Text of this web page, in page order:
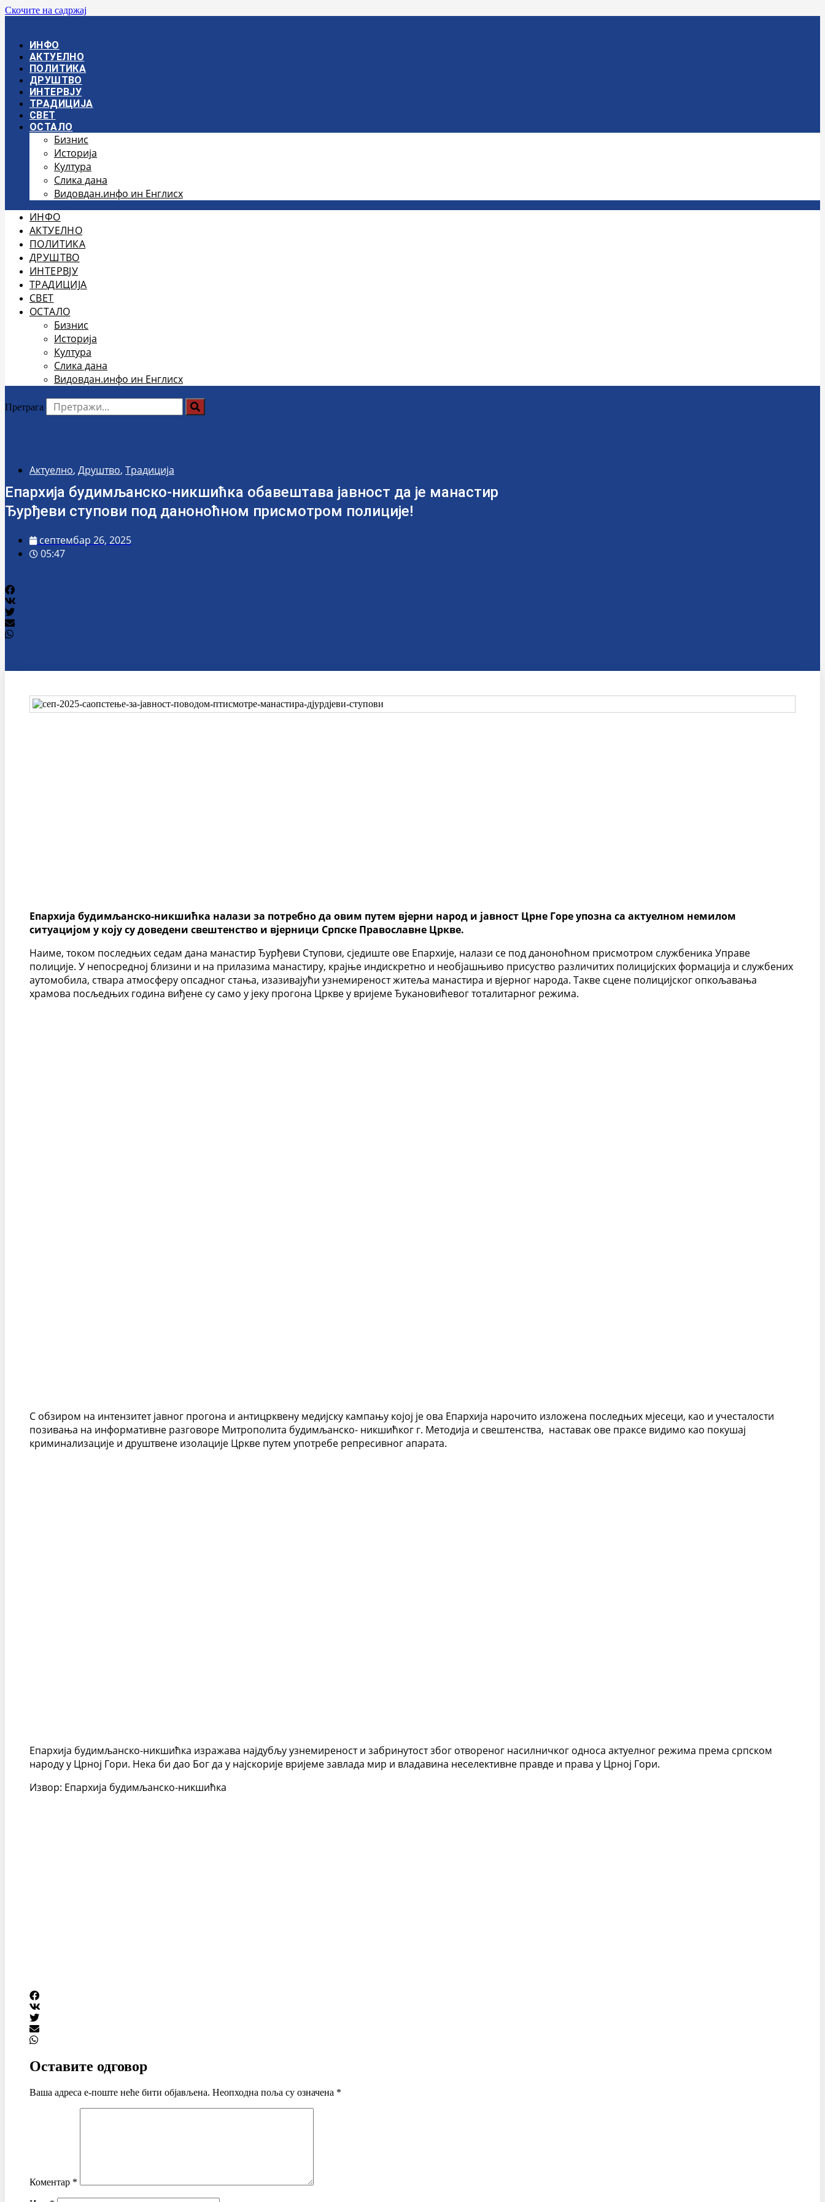
Скочите на садржај
ИНФО
АКТУЕЛНО
ПОЛИТИКА
ДРУШТВО
ИНТЕРВЈУ
ТРАДИЦИЈА
СВЕТ
ОСТАЛО
Бизнис
Историја
Култура
Слика дана
Видовдан.инфо ин Енглисх
ИНФО
АКТУЕЛНО
ПОЛИТИКА
ДРУШТВО
ИНТЕРВЈУ
ТРАДИЦИЈА
СВЕТ
ОСТАЛО
Бизнис
Историја
Култура
Слика дана
Видовдан.инфо ин Енглисх
Претрага
Актуелно, Друштво, Традиција
Епархија будимљанско-никшићка обавештава јавност да је манастир
Ђурђеви ступови под даноноћном присмотром полиције!
септембар 26, 2025
05:47
Епархија будимљанско-никшићка налази за потребно да овим путем вјерни народ и јавност Црне Горе упозна са актуелном немилом
ситуацијом у коју су доведени свештенство и вјерници Српске Православне Цркве.
Наиме, током последњих седам дана манастир Ђурђеви Ступови, сједиште ове Епархије, налази се под даноноћном присмотром службеника Управе
полиције. У непосредној близини и на прилазима манастиру, крајње индискретно и необјашњиво присуство различитих полицијских формација и службених
аутомобила, ствара атмосферу опсадног стања, изазивајући узнемиреност житеља манастира и вјерног народа. Такве сцене полицијског опкољавања
храмова посљедњих година виђене су само у јеку прогона Цркве у вријеме Ђукановићевог тоталитарног режима.
С обзиром на интензитет јавног прогона и антицрквену медијску кампању којој је ова Епархија нарочито изложена последњих мјесеци, као и учесталости
позивања на информативне разговоре Митрополита будимљанско- никшићког г. Методија и свештенства, наставак ове праксе видимо као покушај
криминализације и друштвене изолације Цркве путем употребе репресивног апарата.
Епархија будимљанско-никшићка изражава најдубљу узнемиреност и забринутост због отвореног насилничког односа актуелног режима према српском
народу у Црној Гори. Нека би дао Бог да у најскорије вријеме завлада мир и владавина неселективне правде и права у Црној Гори.
Извор: Епархија будимљанско-никшићка
Оставите одговор
Ваша адреса е-поште неће бити објављена. Неопходна поља су означена *
Коментар *